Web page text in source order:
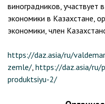
виноградников,
экономики в Казахстане,
экономики, член
https://daz.asia/ru/
zemle/, https://daz.asia/ru/
produktsiyu-2/